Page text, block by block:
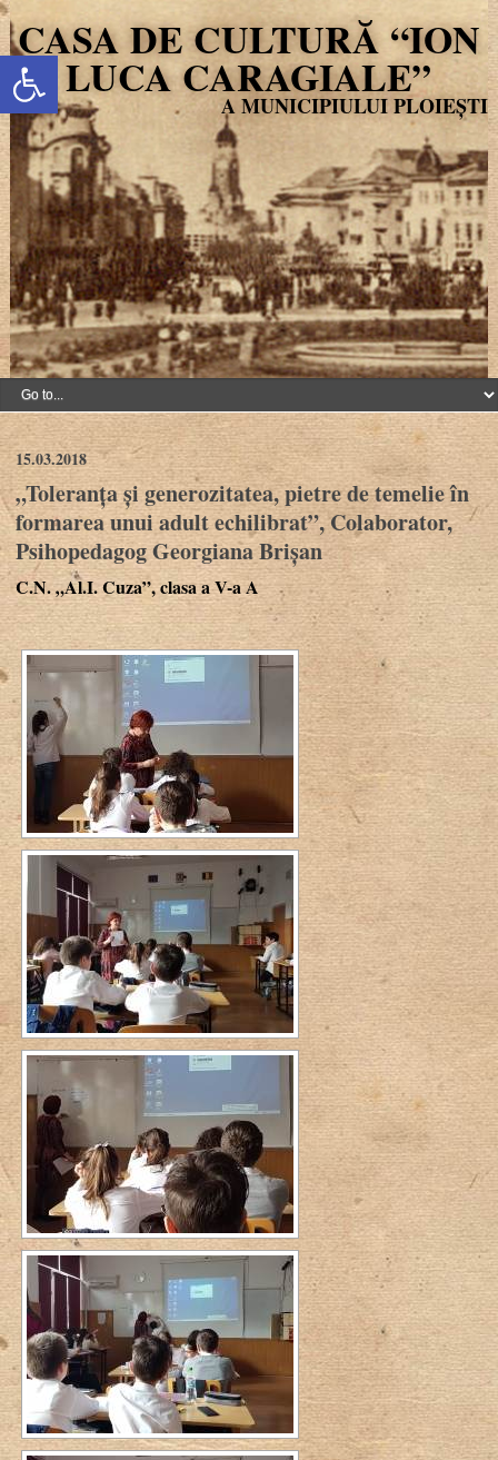
Deschide bara de unelte
CASA DE CULTURĂ “ION
LUCA CARAGIALE”
15.03.2018
„Toleranța și generozitatea, pietre de temelie în
formarea unui adult echilibrat”, Colaborator,
Psihopedagog Georgiana Brișan
C.N. „Al.I. Cuza”, clasa a V-a A